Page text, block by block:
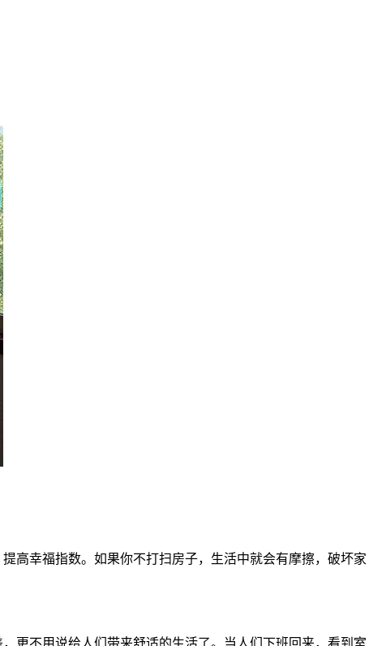
高幸福指数。如果你不打扫房子，生活中就会有摩擦，破坏家
更不用说给人们带来舒适的生活了。当人们下班回来，看到室